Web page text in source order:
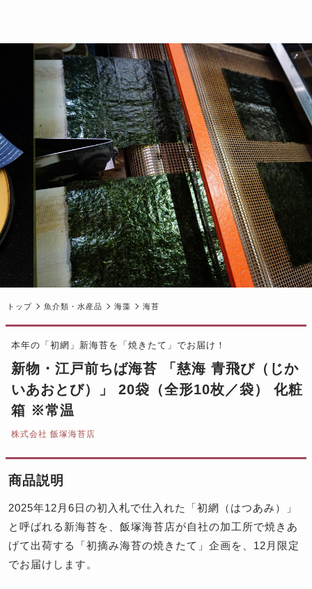
トップ 魚介類・水産品 海藻 海苔
本年の「初網」新海苔を「焼きたて」でお届け！
新物・江戸前ちば海苔 「慈海 青飛び（じか
いあおとび）」 20袋（全形10枚／袋） 化粧
箱 ※常温
株式会社 飯塚海苔店
商品説明
2025年12月6日の初入札で仕入れた「初網（はつあみ）」
と呼ばれる新海苔を、飯塚海苔店が自社の加工所で焼きあ
げて出荷する「初摘み海苔の焼きたて」企画を、12月限定
でお届けします。